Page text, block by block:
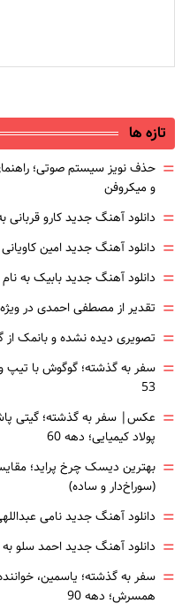
تازه ها
= حذف نویز سیستم صوتی؛
و میکروفن
= دانلود آهنگ جدید کارو قربانی
= دانلود آهنگ جدید امین
= دانلود آهنگ جدید بابیک به نام
= تقدیر از مصطفی احمدی در
= تصویری دیده نشده و بانمک
=
53
= عکس| سفر به گذشته؛ گیتی
پولاد کیمیایی؛ دهه 60
= بهترین دیسک چرخ پراید؛
(سوراخ‌دار و ساده)
= دانلود آهنگ جدید نامی
= دانلود آهنگ جدید احمد سلو
= سفر به گذشته؛ یاسمین،
همسرش؛ دهه 90